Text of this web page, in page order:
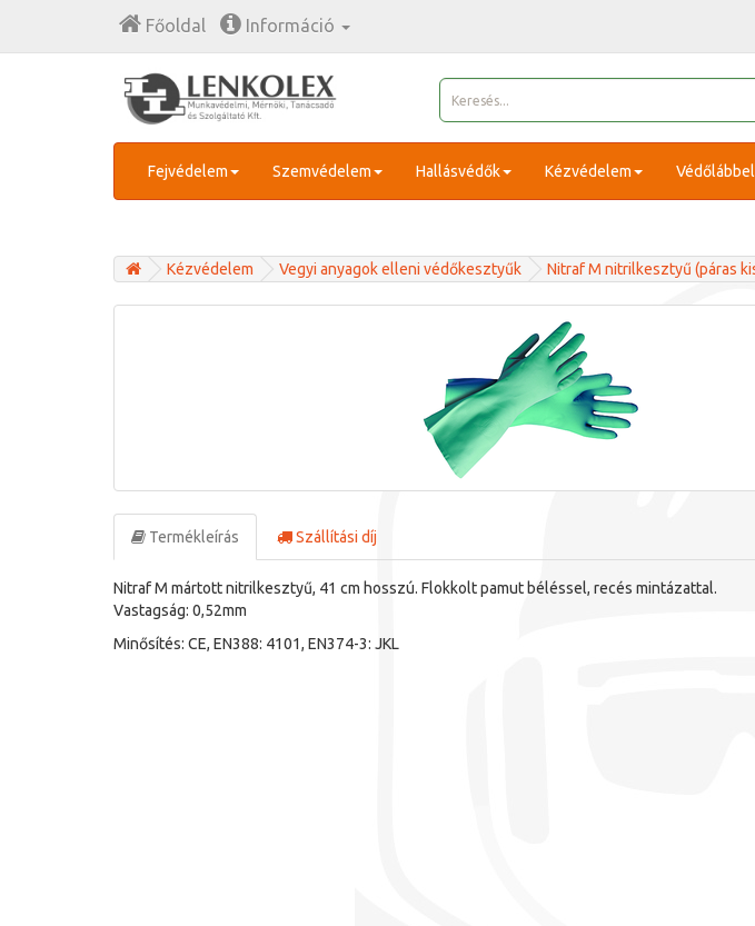
Főoldal Információ
Fejvédelem Szemvédelem Hallásvédők Kézvédelem
Kézvédelem Vegyi anyagok elleni védőkesztyűk Nitraf M nitrilkesztyű (páras
Termékleírás Szállítási díj
Nitraf M mártott nitrilkesztyű, 41 cm hosszú. Flokkolt pamut béléssel, recés mintázattal.
Vastagság: 0,52mm
Minősítés: CE, EN388: 4101, EN374-3: JKL